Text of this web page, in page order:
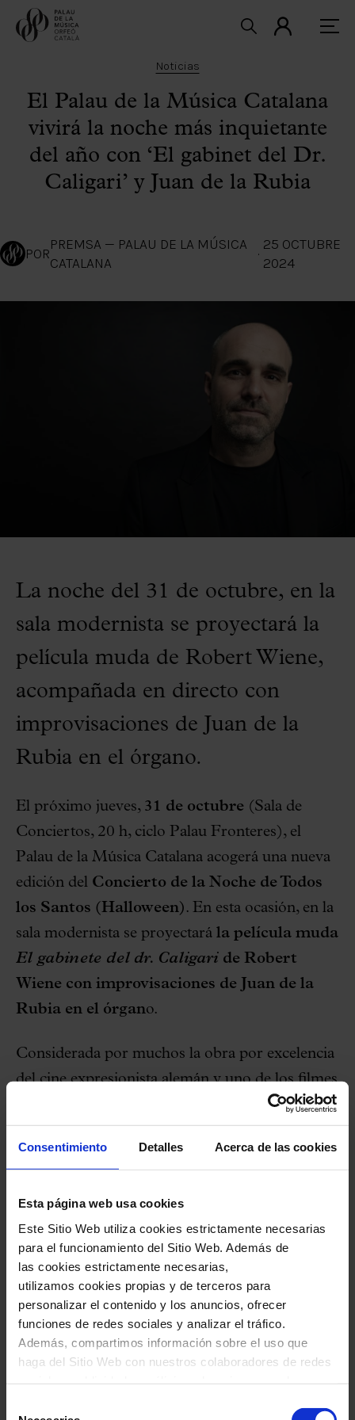
Consentimiento Detalles Acerca de las cookies
Esta página web usa cookies
Este Sitio Web utiliza cookies estrictamente necesarias
para el funcionamiento del Sitio Web. Además de
las cookies estrictamente necesarias,
utilizamos cookies propias y de terceros para
personalizar el contenido y los anuncios, ofrecer
funciones de redes sociales y analizar el tráfico.
Además, compartimos información sobre el uso que
haga del Sitio Web con nuestros colaboradores de redes
Noticias
El Palau de la Música Catalana
vivirá la noche más inquietante
del año con ‘El gabinet del Dr.
Caligari’ y Juan de la Rubia
POR
PREMSA — PALAU DE LA MÚSICA
CATALANA
·
25 OCTUBRE
2024
La noche del 31 de octubre, en la
sala modernista se proyectará la
película muda de Robert Wiene,
acompañada en directo con
improvisaciones de Juan de la
Rubia en el órgano.
El próximo jueves, 31 de octubre (Sala de
Conciertos, 20 h, ciclo Palau Fronteres), el
Palau de la Música Catalana acogerá una nueva
edición del Concierto de la Noche de Todos
los Santos (Halloween) . En esta ocasión, en la
sala modernista se proyectará la película muda
El gabinete del dr. Caligari de Robert
Wiene con improvisaciones de Juan de la
Rubia en el órgano.
Considerada por muchos la obra por excelencia
del cine expresionista alemán y uno de los filmes
fundacionales del cine fantástico y de terror
psicológico,El gabinete del dr. Caligaride
Robert Wiene (1920) gira en torno al doctor
sonámbulo llamado Cesare para cometer
asesinatos en un pequeño pueblo. La película
está llena de elementos visuales distorsionados,
decorados angulosos y sombras exageradas que
reflejan la mente perturbada de los personajes y
crean una inquietante atmósfera.